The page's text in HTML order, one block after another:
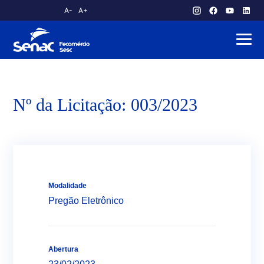
A- A+
atendimento.publico@am.senac.br
Sobre o Senac
Nº da Licitação: 003/2023
Modalidade
Pregão Eletrônico
Abertura